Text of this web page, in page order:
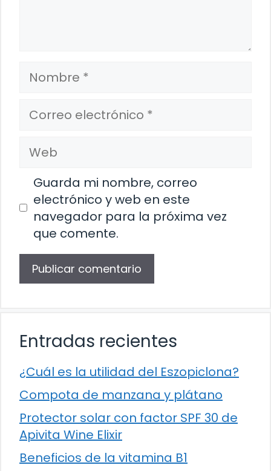
Nombre
Correo
electrónico
Web
Guarda mi nombre, correo
electrónico y web en este
navegador para la próxima vez
que comente.
Entradas recientes
¿Cuál es la utilidad del Eszopiclona?
Compota de manzana y plátano
Protector solar con factor SPF 30 de
Apivita Wine Elixir
Beneficios de la vitamina B1